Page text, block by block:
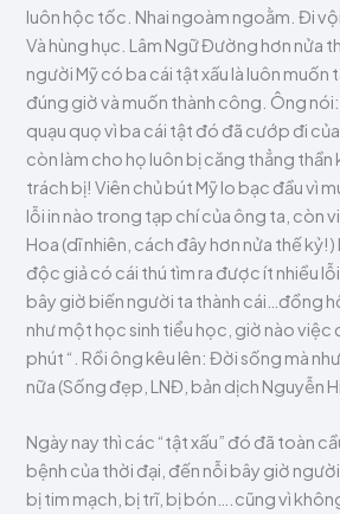
luôn hộc tốc. Nhai ngoàm ngoằm. Đi
Và hùng hục. Lâm Ngữ Đường hơn nửa
người Mỹ có ba cái tật xấu là luôn muốn
đúng giờ và muốn thành công. Ông nói:
quạu quọ vì ba cái tật đó đã cướp đi của
còn làm cho họ luôn bị căng thẳng thần
trách bị! Viên chủ bút Mỹ lo bạc đầu vì
lỗi in nào trong tạp chí của ông ta, còn
Hoa (dĩ nhiên, cách đây hơn nửa thế
độc giả có cái thú tìm ra được ít nhiều
bây giờ biến người ta thành cái…đồng
như một học sinh tiểu học, giờ nào
phút “. Rồi ông kêu lên: Đời sống mà
nữa (Sống đẹp, LNĐ, bản dịch Nguyễn
Ngày nay thì các “tật xấu” đó đã toàn
bệnh của thời đại, đến nỗi bây giờ
bị tim mạch, bị trĩ, bị bón….cũng vì